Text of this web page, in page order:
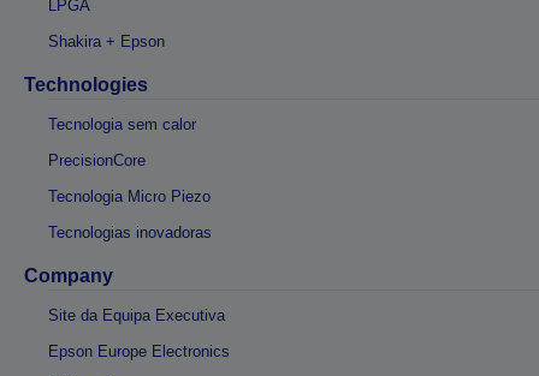
LPGA
Shakira + Epson
Technologies
Tecnologia sem calor
PrecisionCore
Tecnologia Micro Piezo
Tecnologias inovadoras
Company
Site da Equipa Executiva
Epson Europe Electronics